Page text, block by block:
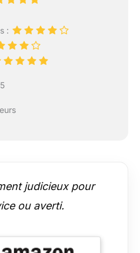
:
judicieux pour
ou averti.